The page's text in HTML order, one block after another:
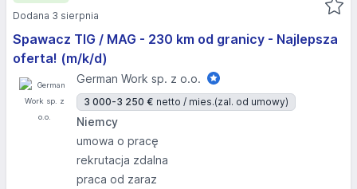
Spawacz TIG / MAG - 230 km od granicy - Najlepsza
oferta! (m/k/d)
German Work sp. z o.o.
3 000-3 250 € netto / mies.(zal. od umowy)
Niemcy
umowa o pracę
rekrutacja zdalna
praca od zaraz
Dodana 3 sierpnia